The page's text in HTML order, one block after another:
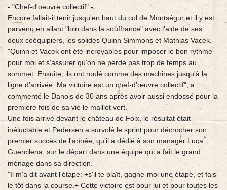
- "Chef-d'oeuvre collectif" -
Encore fallait-il tenir jusqu'en haut du col de Montségur et il y est
parvenu en allant "loin dans la souffrance" avec l'aide de ses
deux coéquipiers, les solides Quinn Simmons et Mathias Vacek.
"Quinn et Vacek ont été incroyables pour imposer le bon rythme
pour moi et s'assurer qu'on ne perde pas trop de temps au
sommet. Ensuite, ils ont roulé comme des machines jusqu'à la
ligne d'arrivée. Ma victoire est un chef-d'œuvre collectif", a
commenté le Danois de 30 ans après avoir aussi endossé pour la
première fois de sa vie le maillot vert.
Une fois arrivé devant le château de Foix, le résultat était
inéluctable et Pedersen a survolé le sprint pour décrocher son
premier succès de l'année, qu'il a dédié à son manager Luca
Guercilena, sur le départ dans une équipe qui a fait le grand
ménage dans sa direction.
"Il m'a dit avant l'étape: +s'il te plaît, gagne-moi une étape, et fais-
le tôt dans la course.+ Cette victoire est pour lui et pour toutes les